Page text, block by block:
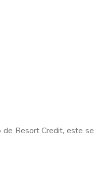
de Resort Credit, este